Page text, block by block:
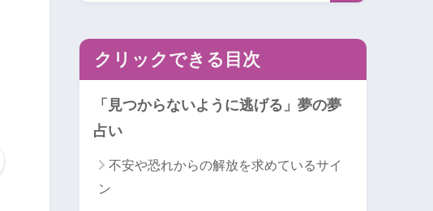
クリックできる目次
「見つからないように逃げる」夢の夢
占い
不安や恐れからの解放を求めているサイ
ン